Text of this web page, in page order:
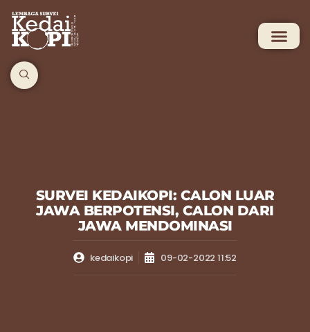
SURVEI KEDAIKOPI: CALON LUAR
JAWA BERPOTENSI, CALON DARI
JAWA MENDOMINASI
kedaikopi 09-02-2022 11:52